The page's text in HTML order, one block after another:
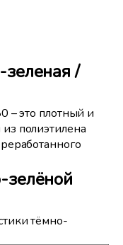
/
– это плотный и
полиэтилена
зелёной
тёмно-